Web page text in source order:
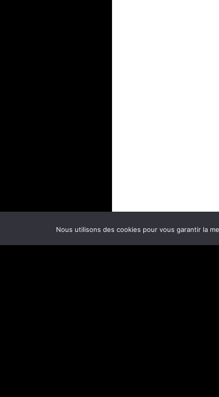
Nous utilisons des cookies pour vous garantir la